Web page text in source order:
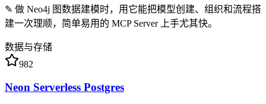
✎ 做 Neo4j 图数据建模时，用它能把模型创建、组织和流程搭
建一次理顺，简单易用的 MCP Server 上手尤其快。
数据与存储
982
Neon Serverless Postgres